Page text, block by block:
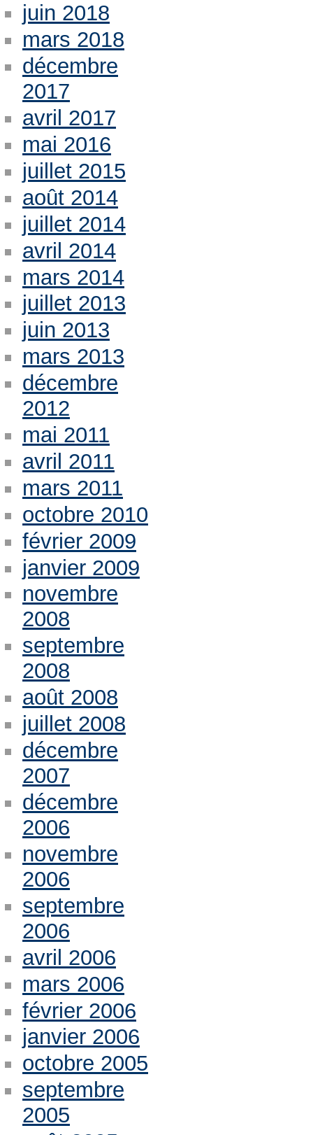
juin 2018
mars 2018
décembre
2017
avril 2017
mai 2016
juillet 2015
août 2014
juillet 2014
avril 2014
mars 2014
juillet 2013
juin 2013
mars 2013
décembre
2012
mai 2011
avril 2011
mars 2011
octobre 2010
février 2009
janvier 2009
novembre
2008
septembre
2008
août 2008
juillet 2008
décembre
2007
décembre
2006
novembre
2006
septembre
2006
avril 2006
mars 2006
février 2006
janvier 2006
octobre 2005
septembre
2005